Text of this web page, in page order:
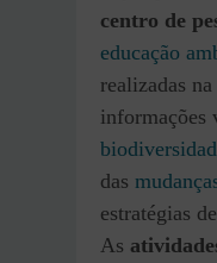
centro de
educação
realizadas
informações
das
estratégias
As